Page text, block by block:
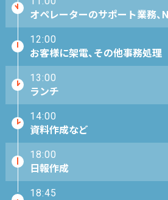
オペレーターのサポート業務
12:00
お客様に架電、その他事務処理
13:00
ランチ
14:00
資料作成など
18:00
日報作成
18:45